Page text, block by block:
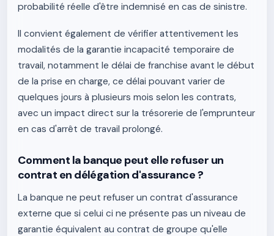
probabilité réelle d'être indemnisé en cas de sinistre.
Il convient également de vérifier attentivement les
modalités de la garantie incapacité temporaire de
travail, notamment le délai de franchise avant le début
de la prise en charge, ce délai pouvant varier de
quelques jours à plusieurs mois selon les contrats,
avec un impact direct sur la trésorerie de l'emprunteur
en cas d'arrêt de travail prolongé.
Comment la banque peut elle refuser un
contrat en délégation d'assurance ?
La banque ne peut refuser un contrat d'assurance
externe que si celui ci ne présente pas un niveau de
garantie équivalent au contrat de groupe qu'elle